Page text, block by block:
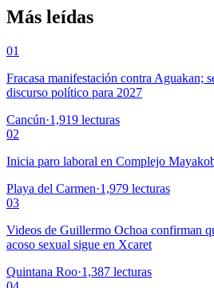
Más leídas
01
Fracasa manifestación contra Aguakan;
discurso político para 2027
Cancún·1,919 lecturas
02
Inicia paro laboral en Complejo
Playa del Carmen·1,979 lecturas
03
Videos de Guillermo Ochoa confirman
acoso sexual sigue en Xcaret
Quintana Roo·1,387 lecturas